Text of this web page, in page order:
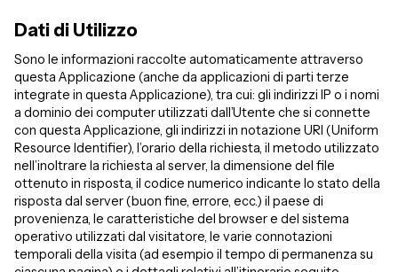
Dati di Utilizzo
Sono le informazioni raccolte automaticamente attraverso
questa Applicazione (anche da applicazioni di parti terze
integrate in questa Applicazione), tra cui: gli indirizzi IP o i nomi
a dominio dei computer utilizzati dall’Utente che si connette
con questa Applicazione, gli indirizzi in notazione URI (Uniform
Resource Identifier), l’orario della richiesta, il metodo utilizzato
nell’inoltrare la richiesta al server, la dimensione del file
ottenuto in risposta, il codice numerico indicante lo stato della
risposta dal server (buon fine, errore, ecc.) il paese di
provenienza, le caratteristiche del browser e del sistema
operativo utilizzati dal visitatore, le varie connotazioni
temporali della visita (ad esempio il tempo di permanenza su